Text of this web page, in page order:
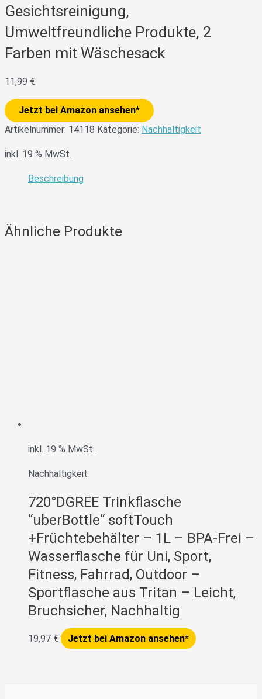
Gesichtsreinigung,
Umweltfreundliche Produkte, 2
Farben mit Wäschesack
11,99 €
Jetzt bei Amazon ansehen*
Artikelnummer: 14118 Kategorie: Nachhaltigkeit
inkl. 19 % MwSt.
Beschreibung
Ähnliche Produkte
inkl. 19 % MwSt.
Nachhaltigkeit
720°DGREE Trinkflasche
“uberBottle“ softTouch
+Früchtebehälter – 1L – BPA-Frei –
Wasserflasche für Uni, Sport,
Fitness, Fahrrad, Outdoor –
Sportflasche aus Tritan – Leicht,
Bruchsicher, Nachhaltig
19,97 € Jetzt bei Amazon ansehen*